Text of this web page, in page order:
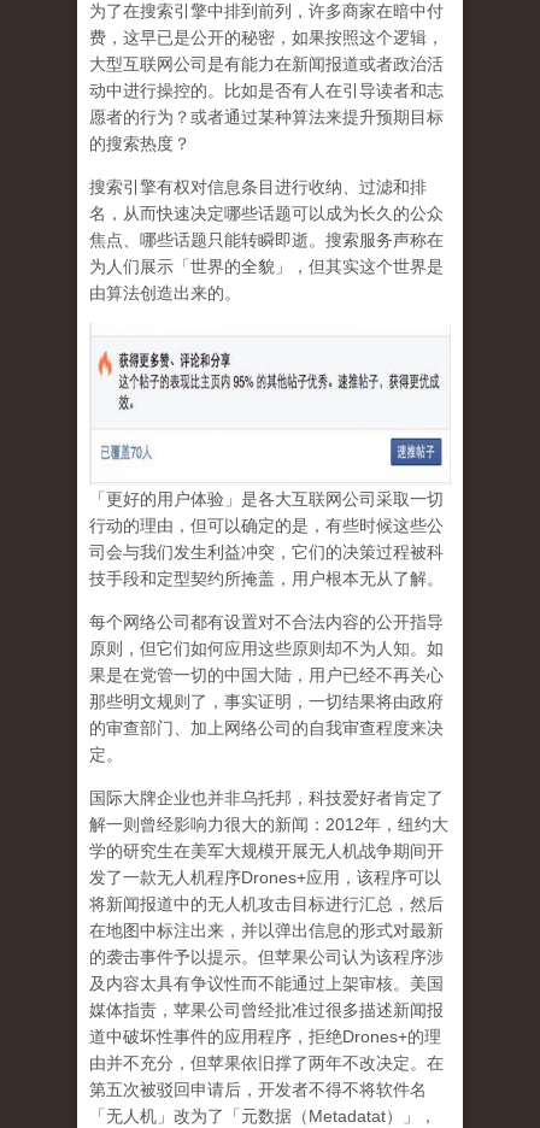
为了在搜索引擎中排到前列，许多商家在暗中付
费，这早已是公开的秘密，如果按照这个逻辑，
大型互联网公司是有能力在新闻报道或者政治活
动中进行操控的。比如是否有人在引导读者和志
愿者的行为？或者通过某种算法来提升预期目标
的搜索热度？
搜索引擎有权对信息条目进行收纳、过滤和排
名，从而快速决定哪些话题可以成为长久的公众
焦点、哪些话题只能转瞬即逝。搜索服务声称在
为人们展示「世界的全貌」，但其实这个世界是
由算法创造出来的。
「更好的用户体验」是各大互联网公司采取一切
行动的理由，但可以确定的是，有些时候这些公
司会与我们发生利益冲突，它们的决策过程被科
技手段和定型契约所掩盖，用户根本无从了解。
每个网络公司都有设置对不合法内容的公开指导
原则，但它们如何应用这些原则却不为人知。如
果是在党管一切的中国大陆，用户已经不再关心
那些明文规则了，事实证明， 一切结果将由政府
的审查部门、加上网络公司的自我审查程度来决
定。
国际大牌企业也并非乌托邦，科技爱好者肯定了
解一则曾经影响力很大的新闻： 2012年，纽约大
学的研究生在美军大规模开展无人机战争期间开
发了一款无人机程序Drones+应用，该程序可以
将新闻报道中的无人机攻击目标进行汇总，然后
在地图中标注出来，并以弹出信息的形式对最新
的袭击事件予以提示。但苹果公司认为该程序涉
及内容太具有争议性而不能通过上架审核。美国
媒体指责，苹果公司曾经批准过很多描述新闻报
道中破坏性事件的应用程序，拒绝Drones+的理
由并不充分，但苹果依旧撑了两年不改决定。在
第五次被驳回申请后，开发者不得不将软件名
「无人机」改为了「元数据（Metadatat）」，